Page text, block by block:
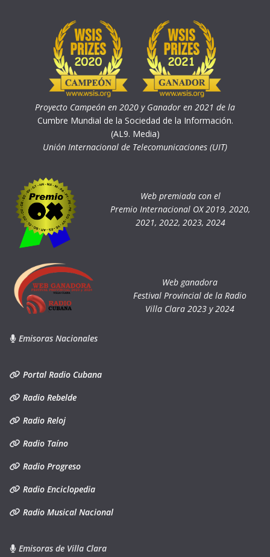
Proyecto Campeón en 2020 y Ganador en 2021 de la
Cumbre Mundial de la Sociedad de la Información.
(AL9. Media)
Unión Internacional de Telecomunicaciones (UIT)
Web premiada con el
Premio Internacional OX 2019, 2020,
2021, 2022, 2023, 2024
Web ganadora
Festival Provincial de la Radio
Villa Clara 2023 y 2024
Emisoras Nacionales
Portal Radio Cubana
Radio Rebelde
Radio Reloj
Radio Taíno
Radio Progreso
Radio Enciclopedia
Radio Musical Nacional
Emisoras de Villa Clara